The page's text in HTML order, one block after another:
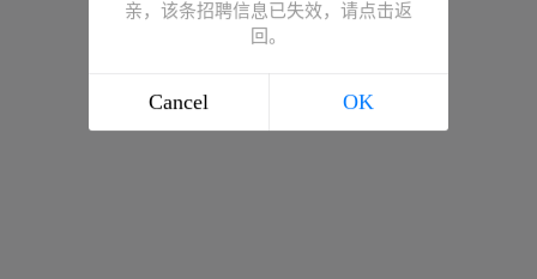
亲，该条招聘信息已失效，请点击返
回。
Cancel OK